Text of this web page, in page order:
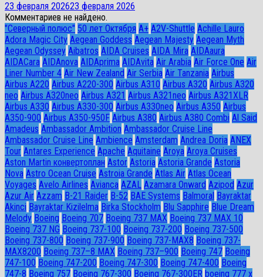
23 февраля 202623 февраля 2026
Комментариев не найдено.
"Северный полюс" 50 лет Октября A+ A2V-Shuttle Achille Lauro
Adora Magic City Aegean Goddess Aegean Majesty Aegean Myth
Aegean Odyssey Aibatros AIDA Cruises AIDA Mira AIDAaura
AIDACara AIDAnova AIDAprima AIDAvita Air Arabia Air Force One Air
Liner Number 4 Air New Zealand Air Serbia Air Tanzania Airbus
Airbus A220 Airbus A220-300 Airbus A310 Airbus A320 Airbus A320
neo Airbus A320neo Airbus A321 Airbus A321neo Airbus A321XLR
Airbus A330 Airbus A330-300 Airbus A330neo Airbus A350 Airbus
A350-900 Airbus A350-950F Airbus A380 Airbus A380 Combi Al Said
Amadeus Ambassador Ambition Ambassador Cruise Line
Ambassador Сruise Line Ambience Amsterdam Andrea Doria ANEX
Tour Antares Experience Apache Aquitaine Aroya Aroya Cruises
Aston Martin конвертоплан Astor Astoria Astoria Grande Astoria
Nova Astro Ocean Cruise Astroia Grande Atlas Air Atlas Ocean
Voyages Avelo Airlines Avianca AZAL Azamara Onward Azipod Azur
Azur Air Azzam B-21 Raider B-52 BAE Systems Balmoral Bayraktar
Akinci Bayraktar Kizilelma Birka Stockholm Blu Sapphire Blue Dream
Melody Boeing Boeing 707 Boeing 737 MAX Boeing 737 MAX 10
Boeing 737 NG Boeing 737-100 Boeing 737-200 Boeing 737-500
Boeing 737-800 Boeing 737-900 Boeing 737-MAX8 Boeing 737-
MAX8200 Boeing 737–8 MAX Boeing 737–900 Boeing 747 Boeing
747-100 Boeing 747-200 Boeing 747-300 Boeing 747-400 Boeing
747-8 Boeing 757 Boeing 767-300 Boeing 767-300ER boeing 777 x